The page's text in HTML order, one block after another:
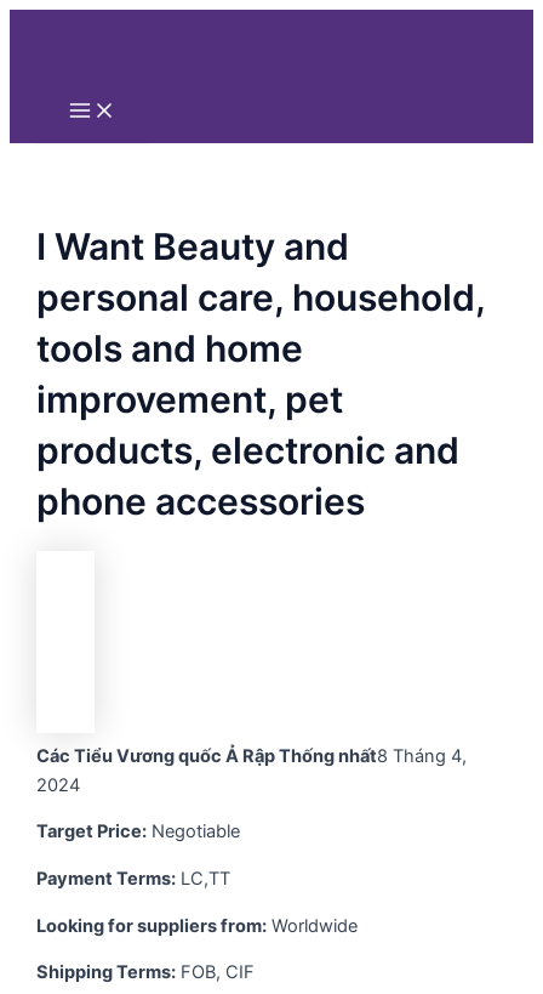
Nhảy
Main
I Want Beauty and
personal care, household,
tools and home
improvement, pet
products, electronic and
phone accessories
Các Tiểu Vương quốc Ả Rập Thống nhất8 Tháng 4,
2024
Target Price: Negotiable
Payment Terms: LC,TT
Looking for suppliers from: Worldwide
Shipping Terms: FOB, CIF